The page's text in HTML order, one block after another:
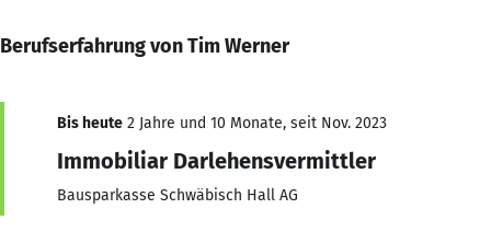
Berufserfahrung von Tim Werner
Bis heute 2 Jahre und 10 Monate, seit Nov. 2023
Immobiliar Darlehensvermittler
Bausparkasse Schwäbisch Hall AG